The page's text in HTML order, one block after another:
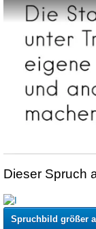
Dieser Spruch
Spruchbild größer